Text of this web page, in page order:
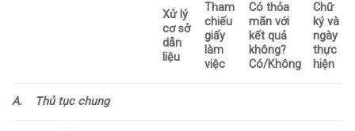
Xử lý
cơ sở
dẫn
liệu
Tham
chiếu
giấy
làm
việc
Có thỏa
mãn với
kết quả
không?
Có/Không
Chữ
ký và
ngày
thực
hiện
A. Thủ tục chung